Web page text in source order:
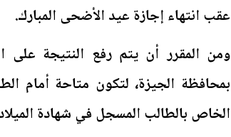
عقب انتهاء إجازة عيد الأضحى المبارك.
ومن المقرر أن يتم رفع النتيجة على
بمحافظة الجيزة، لتكون متاحة أمام
الخاص بالطالب المسجل في شهادة